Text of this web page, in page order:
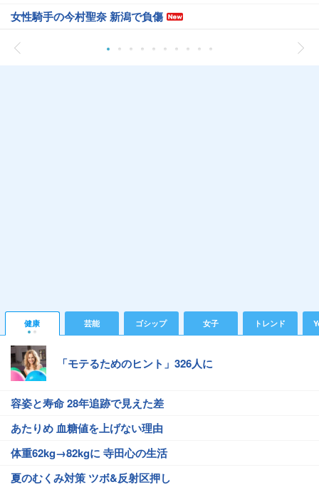
女性騎手の今村聖奈 新潟で負傷
健康 芸能 ゴシップ 女子 トレンド
「モテるためのヒント」326人に
容姿と寿命 28年追跡で見えた差
あたりめ 血糖値を上げない理由
体重62kg→82kgに 寺田心の生活
夏のむくみ対策 ツボ&反射区押し